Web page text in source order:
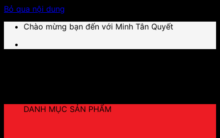
Bỏ qua nội dung
Chào mừng bạn đến với Minh Tân Quyết
DANH MỤC SẢN PHẨM